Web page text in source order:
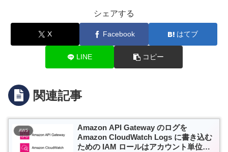
シェアする
X Facebook はてブ
LINE コピー
関連記事
AWS
Amazon API Gateway のログを
Amazon CloudWatch Logs に書き込む
ための IAM ロールはアカウント単位の